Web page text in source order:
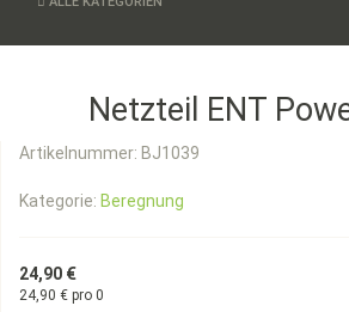
Netzteil ENT
Artikelnummer: BJ1039
Kategorie: Beregnung
24,90 €
24,90 € pro 0